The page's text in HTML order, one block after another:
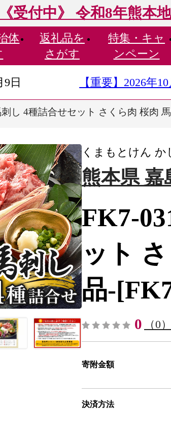
《受付中》 令和8年熊本
体
返礼品を
さがす
特集・ キャ
ンペーン
9日 【重要】2026年
し 4種詰合せセット さくら肉 桜肉
くまもとけん か
熊本県 嘉
FK7-
ット
品-
0 （0）
寄附金額
決済方法